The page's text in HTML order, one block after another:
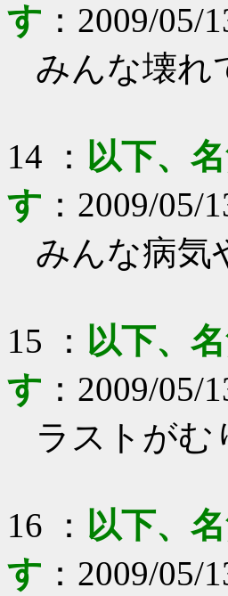
す ： 2009/05/
みんな壊れ
14 ： 以下、
す ： 2009/05/
みんな病気
15 ： 以下、
す ： 2009/05/
ラストがむ
16 ： 以下、
す ： 2009/05/